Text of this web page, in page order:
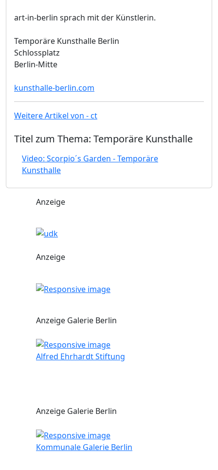
art-in-berlin sprach mit der Künstlerin.
Temporäre Kunsthalle Berlin
Schlossplatz
Berlin-Mitte
kunsthalle-berlin.com
Weitere Artikel von - ct
Titel zum Thema: Temporäre Kunsthalle
Video: Scorpio´s Garden - Temporäre
Kunsthalle
Anzeige
Anzeige
Anzeige Galerie Berlin
Alfred Ehrhardt Stiftung
Anzeige Galerie Berlin
Kommunale Galerie Berlin